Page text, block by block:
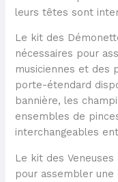
leurs têtes sont
Le kit des
nécessaires pour
musiciennes et des
porte-étendard
bannière, les
ensembles de
interchangeables
Le kit des
pour assembler